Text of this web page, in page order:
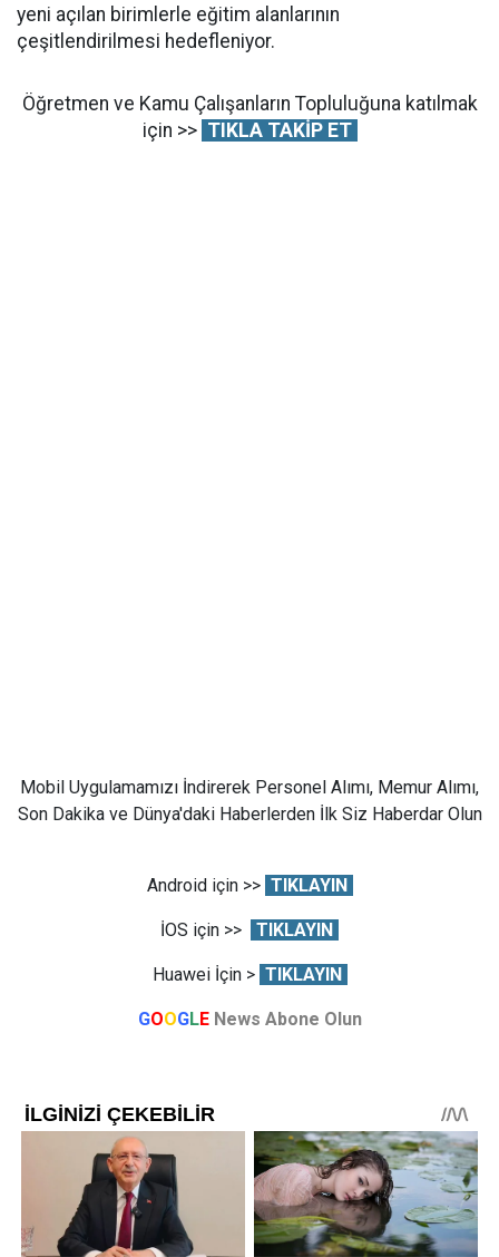
yeni açılan birimlerle eğitim alanlarının
çeşitlendirilmesi hedefleniyor.
Öğretmen ve Kamu Çalışanların Topluluğuna katılmak
için >> TIKLA TAKİP ET
Mobil Uygulamamızı İndirerek Personel Alımı, Memur Alımı,
Son Dakika ve Dünya'daki Haberlerden İlk Siz Haberdar Olun
Android için >> TIKLAYIN
İOS için >> TIKLAYIN
Huawei İçin > TIKLAYIN
GOOGLE News Abone Olun